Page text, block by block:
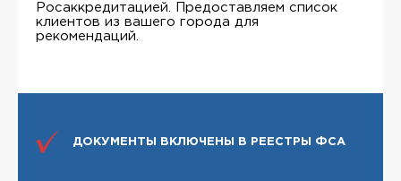
Росаккредитацией. Предоставляем список
клиентов из вашего города для
рекомендаций.
ДОКУМЕНТЫ ВКЛЮЧЕНЫ В РЕЕСТРЫ ФСА